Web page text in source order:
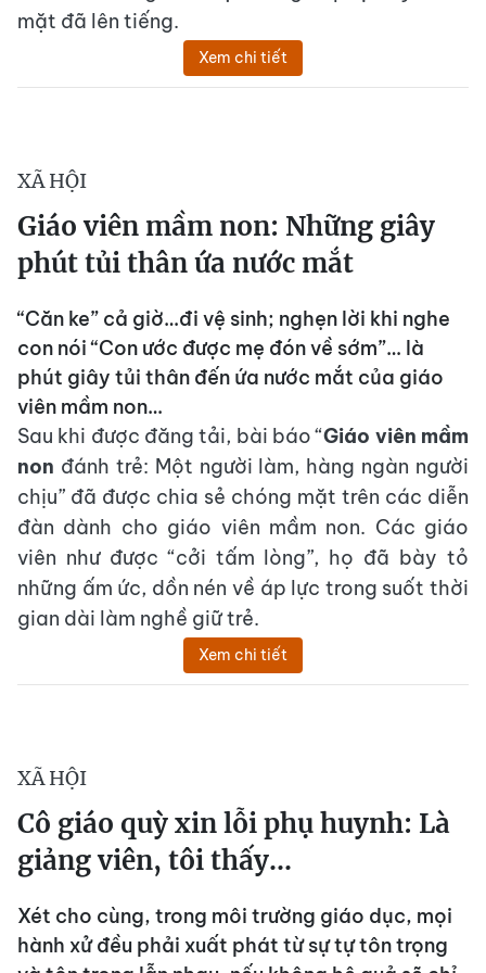
mặt đã lên tiếng.
Xem chi tiết
XÃ HỘI
Giáo viên mầm non: Những giây
phút tủi thân ứa nước mắt
“Căn ke” cả giờ…đi vệ sinh; nghẹn lời khi nghe
con nói “Con ước được mẹ đón về sớm”… là
phút giây tủi thân đến ứa nước mắt của giáo
viên mầm non…
Sau khi được đăng tải, bài báo “Giáo viên mầm
non đánh trẻ: Một người làm, hàng ngàn người
chịu” đã được chia sẻ chóng mặt trên các diễn
đàn dành cho giáo viên mầm non. Các giáo
viên như được “cởi tấm lòng”, họ đã bày tỏ
những ấm ức, dồn nén về áp lực trong suốt thời
gian dài làm nghề giữ trẻ.
Xem chi tiết
XÃ HỘI
Cô giáo quỳ xin lỗi phụ huynh: Là
giảng viên, tôi thấy…
Xét cho cùng, trong môi trường giáo dục, mọi
hành xử đều phải xuất phát từ sự tự tôn trọng